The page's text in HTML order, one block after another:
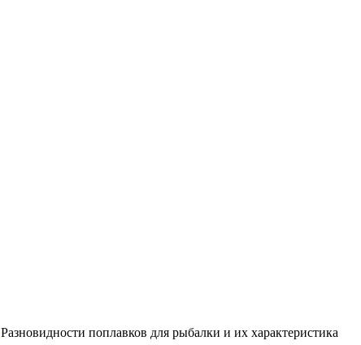
Разновидности поплавков для рыбалки и их характеристика